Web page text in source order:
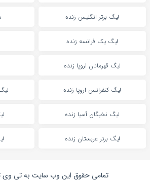
لیگ برتر انگلیس زنده
لیگ یک فرانسه زنده
لیگ قهرمانان اروپا زنده
لیگ کنفرانس اروپا زنده
لیگ نخبگان آسیا زنده
لیگ برتر عربستان زنده
تمامی حقوق این وب سایت به تی وی